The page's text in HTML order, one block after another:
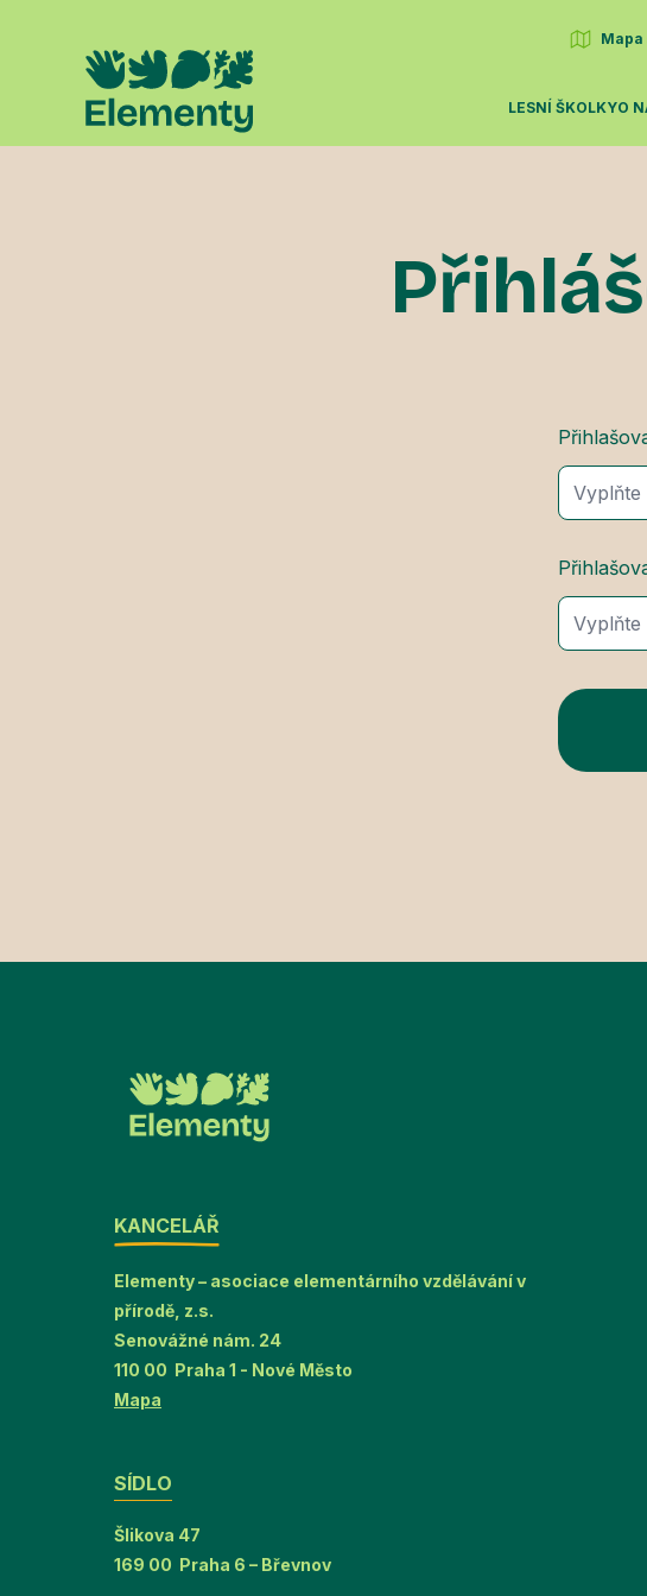
LESNÍ ŠKOLKYO
KANCELÁŘ
Elementy – asociace elementárního vzdělávání v
přírodě, z.s.
Senovážné nám. 24
110 00 Praha 1 - Nové Město
Mapa
SÍDLO
Šlikova 47
169 00 Praha 6 – Břevnov